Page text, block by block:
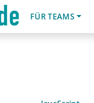
FÜR TEAMS